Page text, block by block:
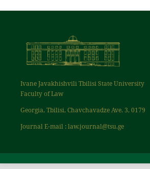
Ivane Javakhishvili Tbilisi State University
Faculty of Law
Georgia, Tbilisi, Chavchavadze Ave. 3, 0179
Journal E-mail : law.journal@tsu.ge